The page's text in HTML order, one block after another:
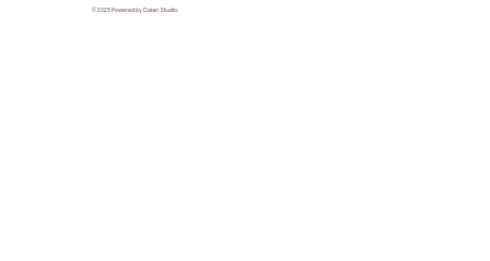
© 2025 Powered by Daian Studio.